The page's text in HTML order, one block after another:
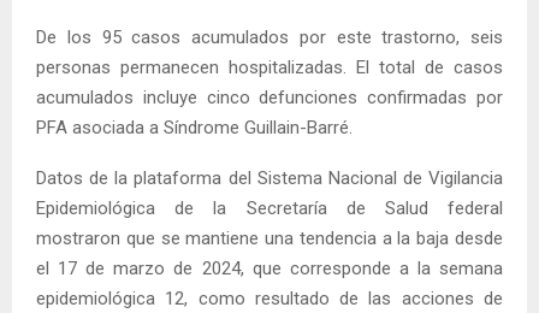
De los 95 casos acumulados por este trastorno, seis
personas permanecen hospitalizadas. El total de casos
acumulados incluye cinco defunciones confirmadas por
PFA asociada a Síndrome Guillain-Barré.
Datos de la plataforma del Sistema Nacional de Vigilancia
Epidemiológica de la Secretaría de Salud federal
mostraron que se mantiene una tendencia a la baja desde
el 17 de marzo de 2024, que corresponde a la semana
epidemiológica 12, como resultado de las acciones de